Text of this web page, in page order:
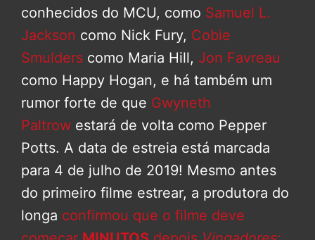
conhecidos do MCU, como Samuel L.
Jackson como Nick Fury, Cobie
Smulders como Maria Hill, Jon Favreau
como Happy Hogan, e há também um
rumor forte de que Gwyneth
Paltrow estará de volta como Pepper
Potts. A data de estreia está marcada
para 4 de julho de 2019! Mesmo antes
do primeiro filme estrear, a produtora do
longa confirmou que o filme deve